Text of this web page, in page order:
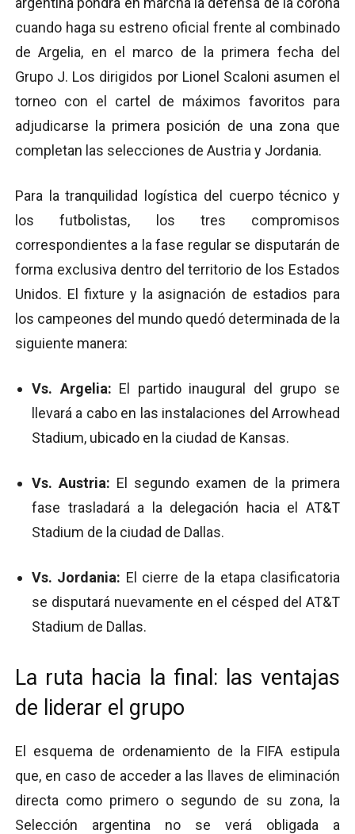
cuando haga su estreno oficial frente al combinado
de Argelia, en el marco de la primera fecha del
Grupo J. Los dirigidos por Lionel Scaloni asumen el
torneo con el cartel de máximos favoritos para
adjudicarse la primera posición de una zona que
completan las selecciones de Austria y Jordania.
Para la tranquilidad logística del cuerpo técnico y
los futbolistas, los tres compromisos
correspondientes a la fase regular se disputarán de
forma exclusiva dentro del territorio de los Estados
Unidos. El fixture y la asignación de estadios para
los campeones del mundo quedó determinada de la
siguiente manera:
Vs. Argelia: El partido inaugural del grupo se
llevará a cabo en las instalaciones del Arrowhead
Stadium, ubicado en la ciudad de Kansas.
Vs. Austria: El segundo examen de la primera
fase trasladará a la delegación hacia el AT&T
Stadium de la ciudad de Dallas.
Vs. Jordania: El cierre de la etapa clasificatoria
se disputará nuevamente en el césped del AT&T
Stadium de Dallas.
La ruta hacia la final: las ventajas
de liderar el grupo
El esquema de ordenamiento de la FIFA estipula
que, en caso de acceder a las llaves de eliminación
directa como primero o segundo de su zona, la
Selección argentina no se verá obligada a